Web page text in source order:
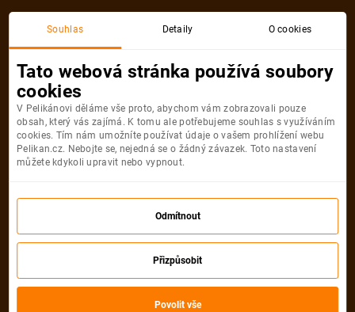
Souhlas Detaily O cookies
Tato webová stránka používá soubory
cookies
V Pelikánovi děláme vše proto, abychom vám zobrazovali pouze
obsah, který vás zajímá. K tomu ale potřebujeme souhlas s využíváním
cookies. Tím nám umožníte používat údaje o vašem prohlížení webu
Pelikan.cz. Nebojte se, nejedná se o žádný závazek. Toto nastavení
můžete kdykoli upravit nebo vypnout.
Odmítnout
Přizpůsobit
Povolit vše